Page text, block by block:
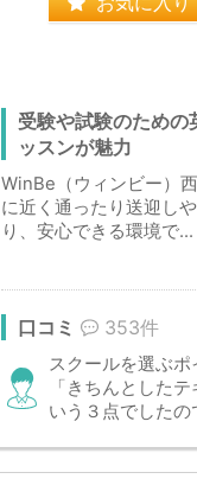
受験や試験のため
ッスンが魅力
WinBe（ウィンビー）
に近く通ったり送迎し
り、安心できる環境で...
口コミ 353件
スクールを選ぶポ
「きちんとした
いう３点でした